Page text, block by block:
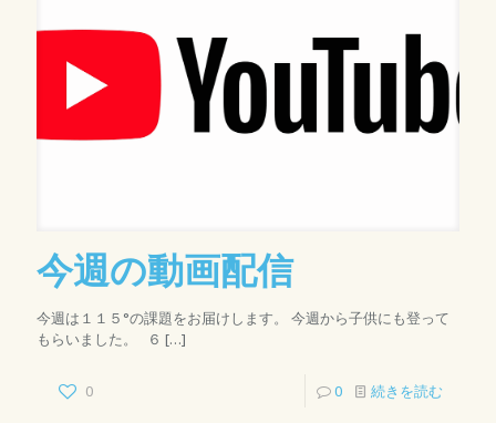
今週の動画配信
今週は１１５°の課題をお届けします。 今週から子供にも登って
もらいました。 ６ […]
0 0 続きを読む